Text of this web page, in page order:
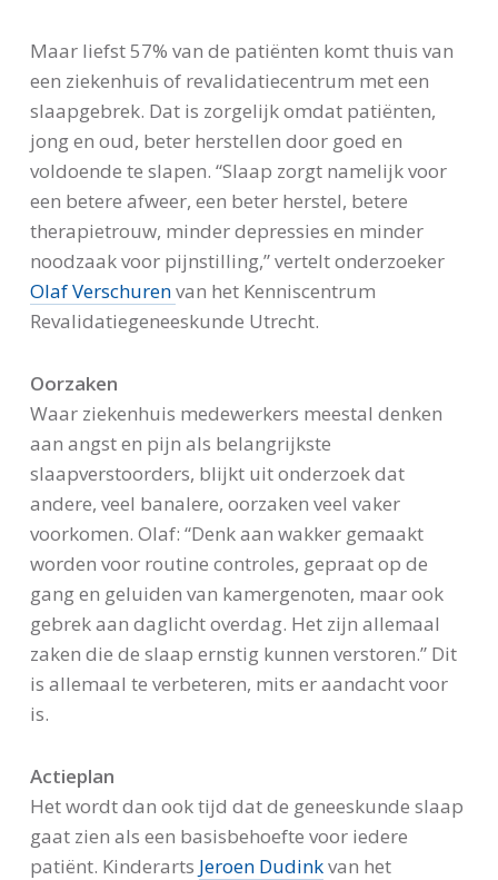
Maar liefst 57% van de patiënten komt thuis van
een ziekenhuis of revalidatiecentrum met een
slaapgebrek. Dat is zorgelijk omdat patiënten,
jong en oud, beter herstellen door goed en
voldoende te slapen. “Slaap zorgt namelijk voor
een betere afweer, een beter herstel, betere
therapietrouw, minder depressies en minder
noodzaak voor pijnstilling,” vertelt onderzoeker
Olaf Verschurenvan het Kenniscentrum
Revalidatiegeneeskunde Utrecht.
Oorzaken
Waar ziekenhuis medewerkers meestal denken
aan angst en pijn als belangrijkste
slaapverstoorders, blijkt uit onderzoek dat
andere, veel banalere, oorzaken veel vaker
voorkomen. Olaf: “Denk aan wakker gemaakt
worden voor routine controles, gepraat op de
gang en geluiden van kamergenoten, maar ook
gebrek aan daglicht overdag. Het zijn allemaal
zaken die de slaap ernstig kunnen verstoren.” Dit
is allemaal te verbeteren, mits er aandacht voor
is.
Actieplan
Het wordt dan ook tijd dat de geneeskunde slaap
gaat zien als een basisbehoefte voor iedere
patiënt. Kinderarts Jeroen Dudinkvan het